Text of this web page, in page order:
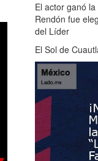
El actor ganó
Rendón fue
del Líder
El Sol de